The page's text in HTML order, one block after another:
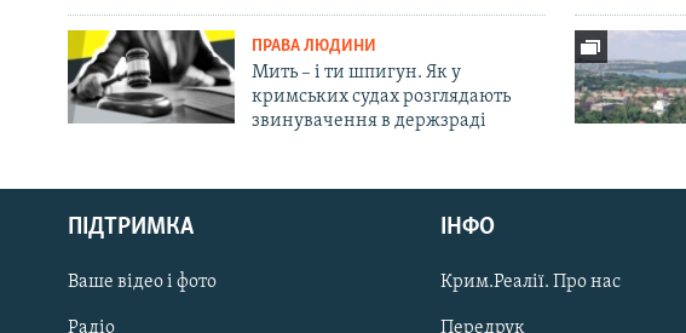
Русский
Qırımtatar
ДОЛУЧАЙСЯ!
ПРАВА ЛЮДИНИ
Мить – і ти шпигун. Як у
кримських судах розглядають
звинувачення в держзраді
ПІДТРИМКА
Ваше відео і фото
Радіо
ІНФО
Крим.Реалії. Про нас
Передрук